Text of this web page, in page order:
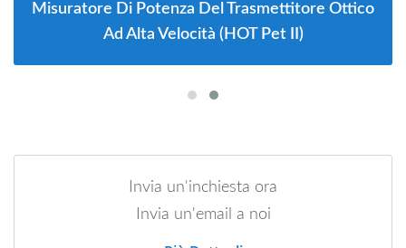
Misuratore Di Potenza Del Trasmettitore Ottico
Ad Alta Velocità (HOT Pet II)
Invia un'inchiesta ora
Invia un'email a noi